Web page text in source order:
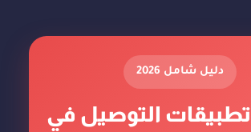
دليل شامل 2026
التوصيل في